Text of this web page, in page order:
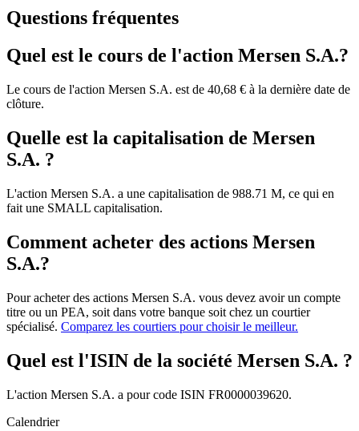
Questions fréquentes
Quel est le cours de l'action Mersen S.A.?
Le cours de l'action Mersen S.A. est de 40,68 € à la dernière date de
clôture.
Quelle est la capitalisation de Mersen
S.A. ?
L'action Mersen S.A. a une capitalisation de 988.71 M, ce qui en
fait une SMALL capitalisation.
Comment acheter des actions Mersen
S.A.?
Pour acheter des actions Mersen S.A. vous devez avoir un compte
titre ou un PEA, soit dans votre banque soit chez un courtier
spécialisé. Comparez les courtiers pour choisir le meilleur.
Quel est l'ISIN de la société Mersen S.A. ?
L'action Mersen S.A. a pour code ISIN FR0000039620.
Calendrier